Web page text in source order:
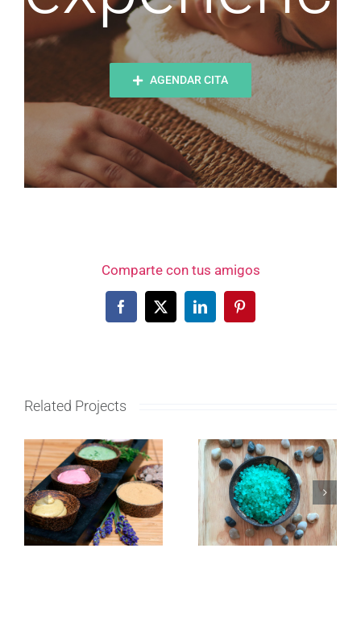
AGENDAR CITA
Comparte con tus amigos
Facebook
X LinkedInPinterest
Related Projects